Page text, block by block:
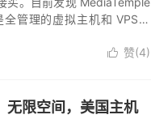
管理的虚拟主机和 VPS。
 赞(4)
限空间，美国主机